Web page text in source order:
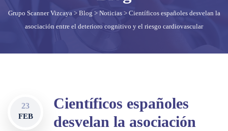
Grupo Scanner Vizcaya> Blog > Noticias> Científicos españoles desvelan la
asociación entre el deterioro cognitivo y el riesgo cardiovascular
23
FEB
Científicos españoles
desvelan la asociación